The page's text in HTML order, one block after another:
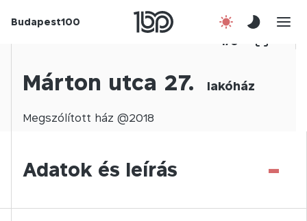
Budapest100
1/ 0
Márton utca 27. lakóház
Megszólított ház @2018
Adatok és leírás -